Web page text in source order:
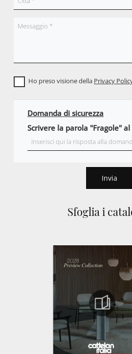
Sfoglia i
Ho preso visione della Privacy
Domanda di sicurezza
Scrivere la parola "Fragole"
Invia